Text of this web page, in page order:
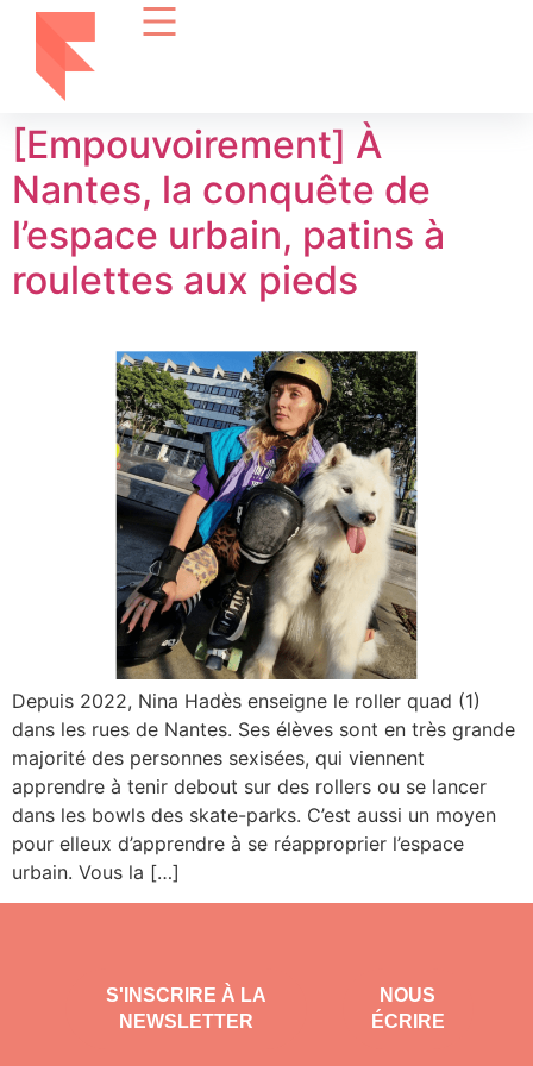
[Empouvoirement] À
Nantes, la conquête de
l’espace urbain, patins à
roulettes aux pieds
Depuis 2022, Nina Hadès enseigne le roller quad (1)
dans les rues de Nantes. Ses élèves sont en très grande
majorité des personnes sexisées, qui viennent
apprendre à tenir debout sur des rollers ou se lancer
dans les bowls des skate-parks. C’est aussi un moyen
pour elleux d’apprendre à se réapproprier l’espace
urbain. Vous la […]
S'INSCRIRE À LA
NEWSLETTER
NOUS
ÉCRIRE